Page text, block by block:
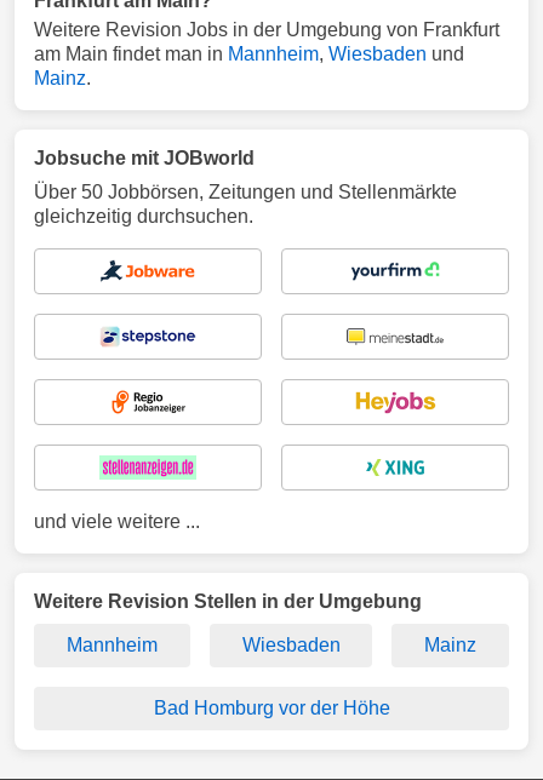
Weitere Revision Jobs in der Umgebung von Frankfurt
am Main findet man in Mannheim, Wiesbaden und
Mainz.
Jobsuche mit JOBworld
Über 50 Jobbörsen, Zeitungen und Stellenmärkte
gleichzeitig durchsuchen.
und viele weitere ...
Weitere Revision Stellen in der Umgebung
Mannheim Wiesbaden Mainz
Bad Homburg vor der Höhe